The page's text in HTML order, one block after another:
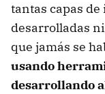
tantas capas
desarrolladas
que jamás se
usando
desarrollando